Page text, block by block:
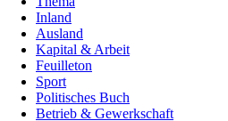
Inland
Ausland
Kapital & Arbeit
Feuilleton
Sport
Politisches Buch
Betrieb & Gewerkschaft